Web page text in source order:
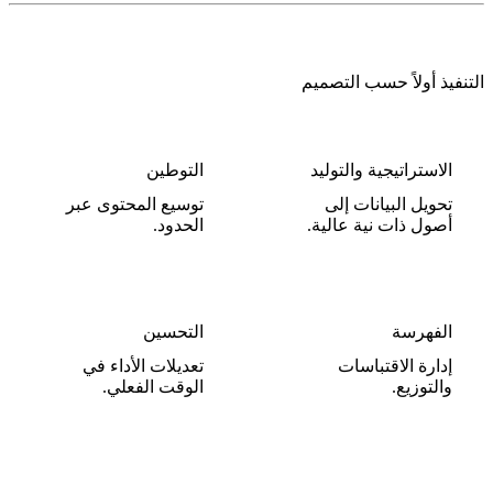
التنفيذ أولاً حسب التصميم
الاستراتيجية والتوليد
تحويل البيانات إلى
أصول ذات نية عالية.
التوطين
توسيع المحتوى عبر
الحدود.
الفهرسة
إدارة الاقتباسات
والتوزيع.
التحسين
تعديلات الأداء في
الوقت الفعلي.